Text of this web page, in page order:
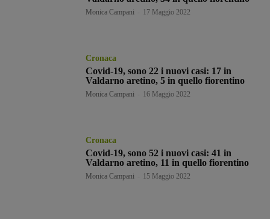
Monica Campani 17 Maggio 2022
Cronaca
Covid-19, sono 22 i nuovi casi: 17 in
Valdarno aretino, 5 in quello fiorentino
Monica Campani 16 Maggio 2022
Cronaca
Covid-19, sono 52 i nuovi casi: 41 in
Valdarno aretino, 11 in quello fiorentino
Monica Campani 15 Maggio 2022